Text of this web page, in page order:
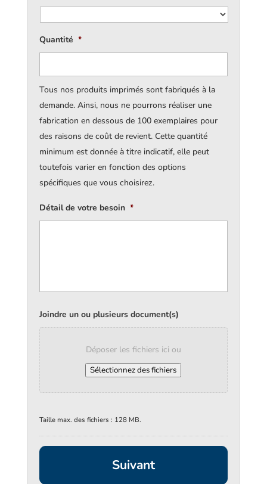
Quantité *
Tous nos produits imprimés sont fabriqués à la
demande. Ainsi, nous ne pourrons réaliser une
fabrication en dessous de 100 exemplaires pour
des raisons de coût de revient. Cette quantité
minimum est donnée à titre indicatif, elle peut
toutefois varier en fonction des options
spécifiques que vous choisirez.
Détail de votre besoin *
Joindre un ou plusieurs document(s)
Déposer les fichiers ici ou
Sélectionnez des fichiers
Taille max. des fichiers : 128 MB.